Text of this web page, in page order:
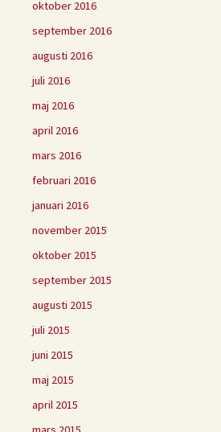
oktober 2016
september 2016
augusti 2016
juli 2016
maj 2016
april 2016
mars 2016
februari 2016
januari 2016
november 2015
oktober 2015
september 2015
augusti 2015
juli 2015
juni 2015
maj 2015
april 2015